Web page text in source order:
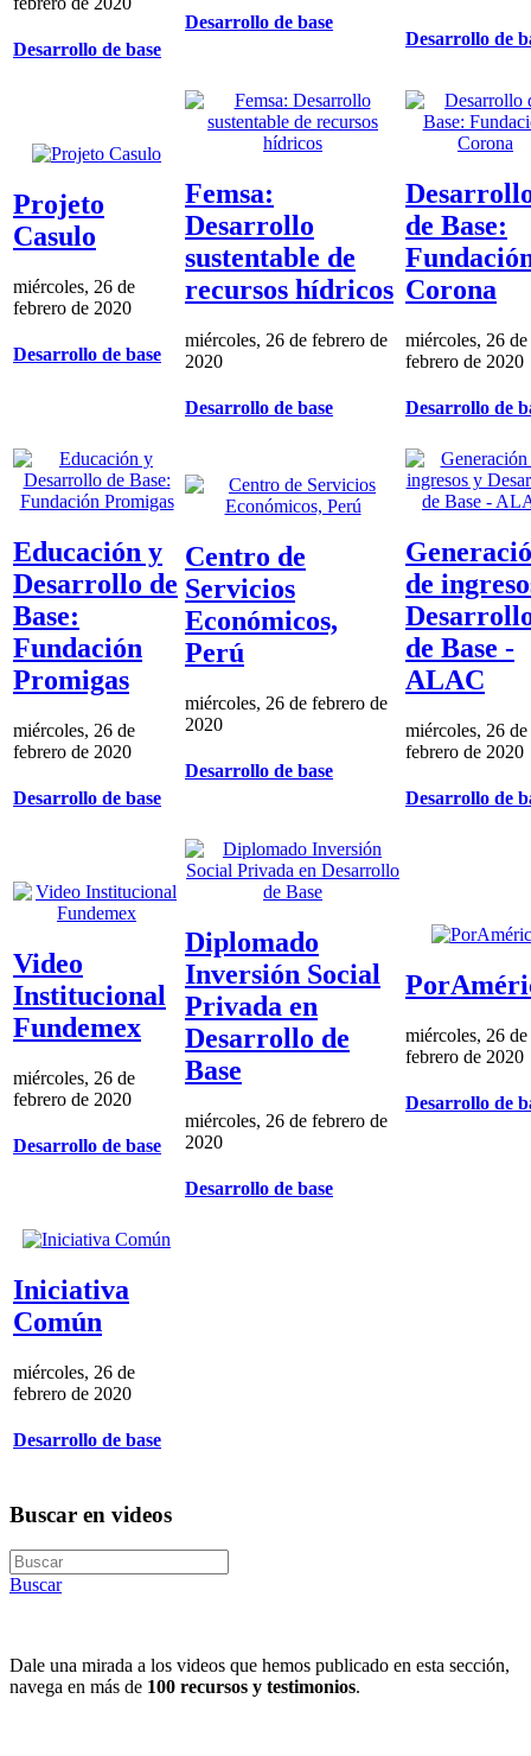
Desarrollo de base
Desarrollo de base
Desarrollo de
Projeto
Casulo
miércoles, 26 de
febrero de 2020
Desarrollo de base
Femsa:
Desarrollo
sustentable de
recursos hídricos
miércoles, 26 de febrero de
2020
Desarrollo de base
de Base:
Corona
miércoles, 26 de
febrero de 2020
Desarrollo de
Educación y
Desarrollo de
Base:
Fundación
Promigas
miércoles, 26 de
febrero de 2020
Desarrollo de base
Centro de
Servicios
Económicos,
Perú
miércoles, 26 de febrero de
2020
Desarrollo de base
de
de Base -
ALAC
miércoles, 26 de
febrero de 2020
Desarrollo de
Video
Institucional
Fundemex
miércoles, 26 de
febrero de 2020
Desarrollo de base
Diplomado
Inversión Social
Privada en
Desarrollo de
Base
miércoles, 26 de febrero de
2020
Desarrollo de base
miércoles, 26 de
febrero de 2020
Desarrollo de
Iniciativa
Común
miércoles, 26 de
febrero de 2020
Desarrollo de base
Buscar en videos
Buscar
Dale una mirada a los videos que hemos publicado en esta sección,
navega en más de 100 recursos y testimonios.